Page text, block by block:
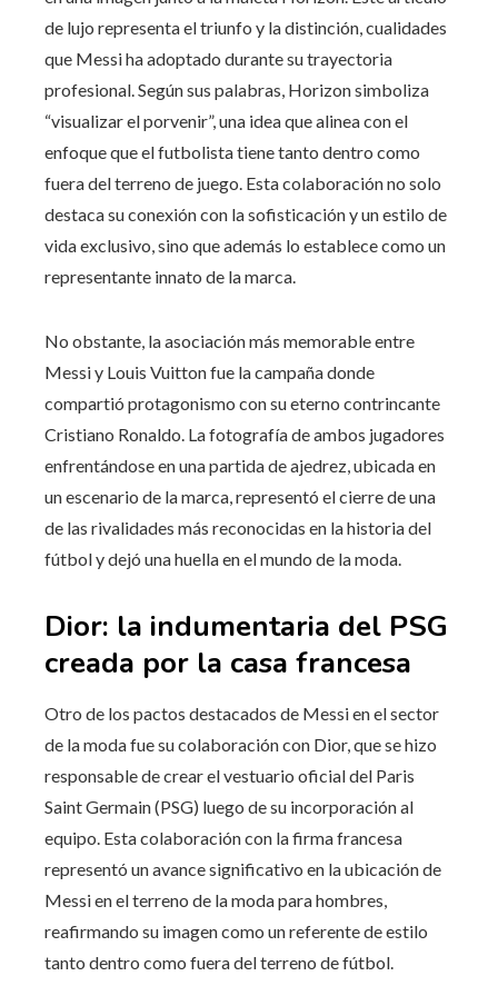
de lujo representa el triunfo y la distinción, cualidades
que Messi ha adoptado durante su trayectoria
profesional. Según sus palabras, Horizon simboliza
“visualizar el porvenir”, una idea que alinea con el
enfoque que el futbolista tiene tanto dentro como
fuera del terreno de juego. Esta colaboración no solo
destaca su conexión con la sofisticación y un estilo de
vida exclusivo, sino que además lo establece como un
representante innato de la marca.
No obstante, la asociación más memorable entre
Messi y Louis Vuitton fue la campaña donde
compartió protagonismo con su eterno contrincante
Cristiano Ronaldo. La fotografía de ambos jugadores
enfrentándose en una partida de ajedrez, ubicada en
un escenario de la marca, representó el cierre de una
de las rivalidades más reconocidas en la historia del
fútbol y dejó una huella en el mundo de la moda.
Dior: la indumentaria del PSG
creada por la casa francesa
Otro de los pactos destacados de Messi en el sector
de la moda fue su colaboración con Dior, que se hizo
responsable de crear el vestuario oficial del Paris
Saint Germain (PSG) luego de su incorporación al
equipo. Esta colaboración con la firma francesa
representó un avance significativo en la ubicación de
Messi en el terreno de la moda para hombres,
reafirmando su imagen como un referente de estilo
tanto dentro como fuera del terreno de fútbol.